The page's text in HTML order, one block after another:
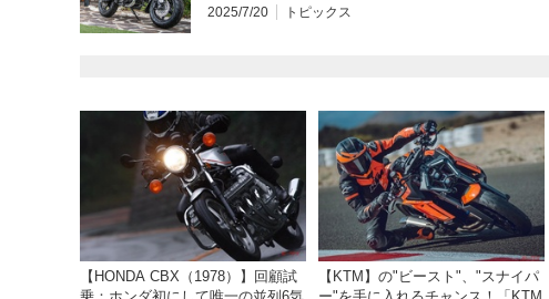
2025/7/20 トピックス
【HONDA CBX（1978）】回顧試
【KTM】の"ビースト"、"スナイパ